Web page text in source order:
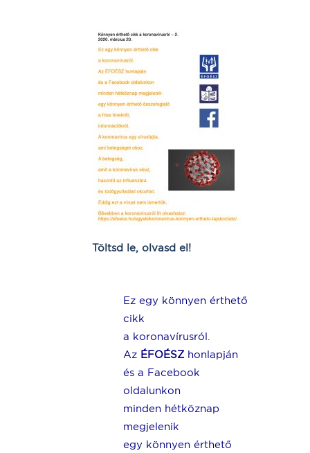
Töltsd le, olvasd el!
Ez egy könnyen érthető
cikk
a koronavírusról.
Az ÉFOÉSZ honlapján
és a Facebook
oldalunkon
minden hétköznap
megjelenik
egy könnyen érthető